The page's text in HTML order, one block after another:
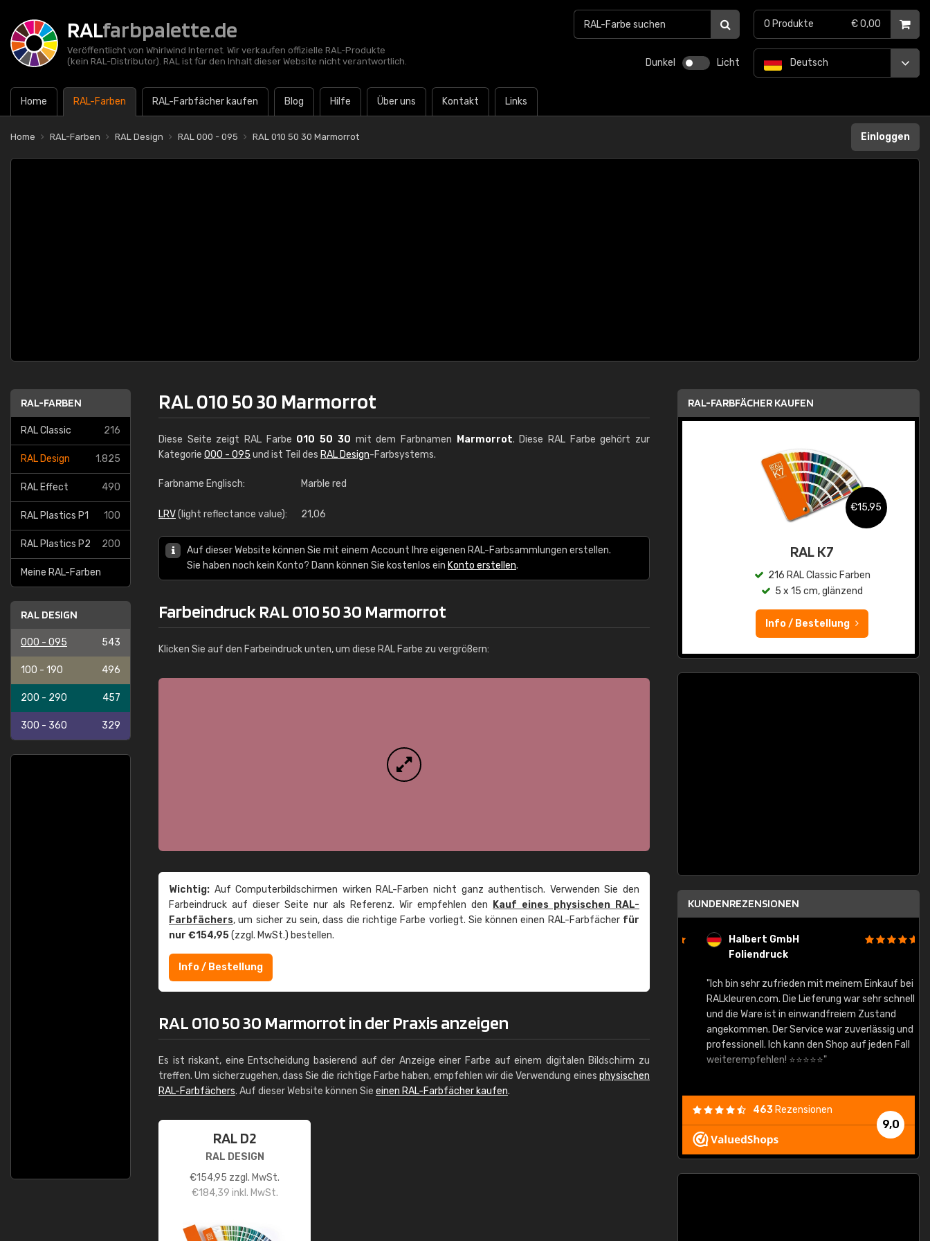
RALfarbpalette.de
Veröffentlicht von Whirlwind Internet. Wir verkaufen offizielle RAL-Produkte
(kein RAL-Distributor). RAL ist für den Inhalt dieser Website nicht verantwortlich.
Dunkel Licht
Home RAL-Farben RAL-Farbfächer kaufen Blog Hilfe Über uns Kontakt Links
Deutsch
0 Produkte € 0,00
Home RAL-Farben RAL Design RAL 000 - 095 RAL 010 50 30 Marmorrot Einloggen
RAL-FARBEN
RAL Classic 216
RAL Design 1.825
RAL Effect 490
RAL Plastics P1 100
RAL Plastics P2 200
Meine RAL-Farben
RAL DESIGN
000 - 095 543
100 - 190 496
200 - 290 457
300 - 360 329
RAL 010 50 30 Marmorrot
Diese Seite zeigt RAL Farbe 010 50 30 mit dem Farbnamen Marmorrot. Diese RAL Farbe gehört zur
Kategorie 000 - 095 und ist Teil des RAL Design-Farbsystems.
Farbname Englisch: Marble red
LRV(light reflectance value): 21,06
Auf dieser Website können Sie mit einem Account Ihre eigenen RAL-Farbsammlungen erstellen.
Sie haben noch kein Konto? Dann können Sie kostenlos ein Konto erstellen.
Farbeindruck RAL 010 50 30 Marmorrot
Klicken Sie auf den Farbeindruck unten, um diese RAL Farbe zu vergrößern:
Wichtig: Auf Computerbildschirmen wirken RAL-Farben nicht ganz authentisch. Verwenden Sie den
Farbeindruck auf dieser Seite nur als Referenz. Wir empfehlen den
Kauf eines physischen RAL-
Farbfächers, um sicher zu sein, dass die richtige Farbe vorliegt. Sie können einen RAL-Farbfächer für
nur €154,95(zzgl. MwSt.) bestellen.
Info / Bestellung
RAL 010 50 30 Marmorrot in der Praxis anzeigen
Es ist riskant, eine Entscheidung basierend auf der Anzeige einer Farbe auf einem digitalen Bildschirm zu
treffen. Um sicherzugehen, dass Sie die richtige Farbe haben, empfehlen wir die Verwendung eines physischen
RAL-Farbfächers. Auf dieser Website können Sie einen RAL-Farbfächer kaufen.
RAL D2
RAL DESIGN
€154,95 zzgl. MwSt.
€184,39 inkl. MwSt.
RAL-FARBFÄCHER KAUFEN
RAL K7 auf Wasserbasis
€15,95
RAL K7
216 RAL Classic Farben
5 x 15 cm, glänzend
Info / Bestellung
KUNDENREZENSIONEN
Halbert GmbH
Foliendruck
"Ich bin sehr zufrieden mit meinem Einkauf bei
RALkleuren.com. Die Lieferung war sehr schnell
und die Ware ist in einwandfreiem Zustand
angekommen. Der Service war zuverlässig und
professionell. Ich kann den Shop auf jeden Fall
weiterempfehlen! ⭐⭐⭐⭐⭐"
9,0
463 Rezensionen